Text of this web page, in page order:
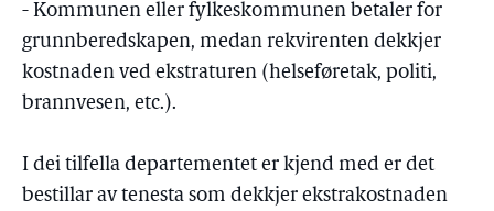
- Kommunen eller fylkeskommunen betaler for
grunnberedskapen, medan rekvirenten dekkjer
kostnaden ved ekstraturen (helseføretak, politi,
brannvesen, etc.).
I dei tilfella departementet er kjend med er det
bestillar av tenesta som dekkjer ekstrakostnaden